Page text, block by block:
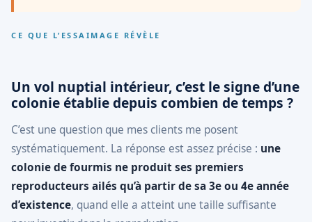
CE QUE L’ESSAIMAGE RÉVÈLE
Un vol nuptial intérieur, c’est le signe d’une
colonie établie depuis combien de temps ?
C’est une question que mes clients me posent
systématiquement. La réponse est assez précise : une
colonie de fourmis ne produit ses premiers
reproducteurs ailés qu’à partir de sa 3e ou 4e année
d’existence, quand elle a atteint une taille suffisante